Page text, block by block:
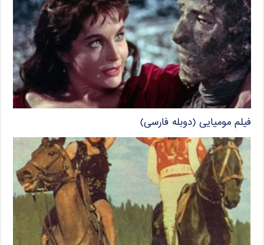
فیلم مومیایی (دوبله فارسی)